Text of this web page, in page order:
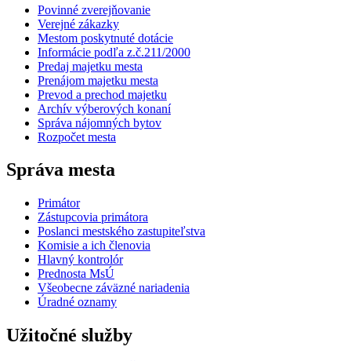
Povinné zverejňovanie
Verejné zákazky
Mestom poskytnuté dotácie
Informácie podľa z.č.211/2000
Predaj majetku mesta
Prenájom majetku mesta
Prevod a prechod majetku
Archív výberových konaní
Správa nájomných bytov
Rozpočet mesta
Správa mesta
Primátor
Zástupcovia primátora
Poslanci mestského zastupiteľstva
Komisie a ich členovia
Hlavný kontrolór
Prednosta MsÚ
Všeobecne záväzné nariadenia
Úradné oznamy
Užitočné služby